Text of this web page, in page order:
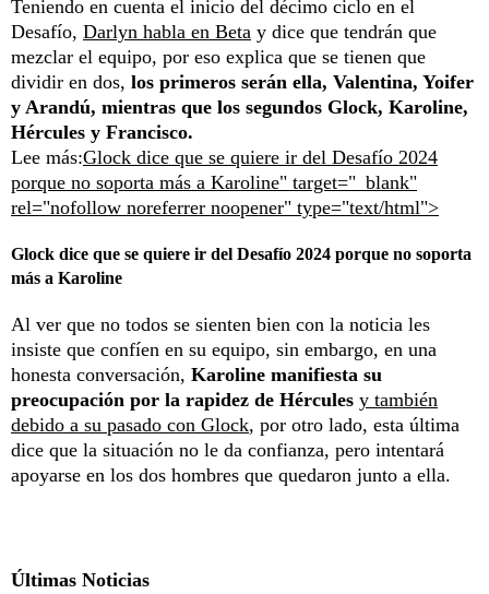
Teniendo en cuenta el inicio del décimo ciclo en el
Desafío, Darlyn habla en Beta y dice que tendrán que
mezclar el equipo, por eso explica que se tienen que
dividir en dos, los primeros serán ella, Valentina, Yoifer
y Arandú, mientras que los segundos Glock, Karoline,
Hércules y Francisco.
Lee más:Glock dice que se quiere ir del Desafío 2024
porque no soporta más a Karoline" target="_blank"
rel="nofollow noreferrer noopener" type="text/html">
Glock dice que se quiere ir del Desafío 2024 porque no soporta
más a Karoline
Al ver que no todos se sienten bien con la noticia les
insiste que confíen en su equipo, sin embargo, en una
honesta conversación, Karoline manifiesta su
preocupación por la rapidez de Hércules y también
debido a su pasado con Glock, por otro lado, esta última
dice que la situación no le da confianza, pero intentará
apoyarse en los dos hombres que quedaron junto a ella.
Últimas Noticias